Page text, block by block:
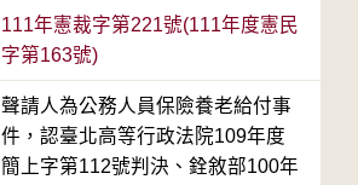
111年憲裁字第221號(111年度憲民
字第163號)
聲請人為公務人員保險養老給付事
件，認臺北高等行政法院109年度
簡上字第112號判決、銓敘部100年